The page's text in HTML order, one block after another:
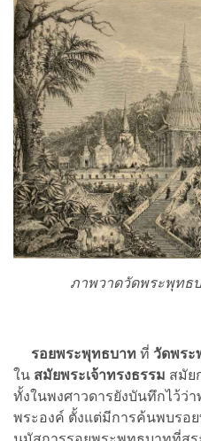
ภาพวาดวัดพระพุทธ
รอยพระพุทธบาท ที่ วัดพระ
ใน สมัยพระเจ้าทรงธรรม สมัย
ทั้งในพงศาวดารยังบันทึกไว้ว่
พระองค์ ตั้งแต่มีการค้นพบรอ